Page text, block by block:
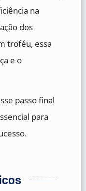
na
dos
troféu, essa
e o
passo final
para